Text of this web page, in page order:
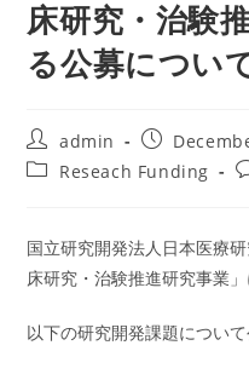
床研究・治験
る公募につい
Post
author:
admin
Post
published:
PostReseach Funding
国立研究開発法人日本医療
床研究・治験推進研究事業」
以下の研究開発課題について